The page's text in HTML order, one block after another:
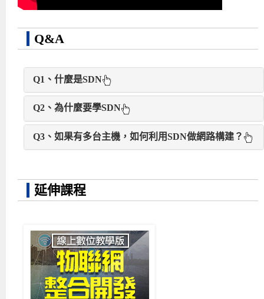
Q&A
Q1、什麼是SDN
Q2、為什麼要學SDN
舊時代規格無法滿足新時代需求
路的路由表日益複雜，讓目前的網路架構產生了許多
問題，不敷使用。唯有新一代的革命性網路 - 軟體定
滿足新時代的需求。
提升頻寬的使用效率
Google內部資料中心運用OpenFlow傳輸協定打造SDN
Q3、如果有多台主機，如何利用SDN做網路構建？
單元10-1 【利用Miniedit建立SDN網路拓樸】，學
習重點、詳細步驟通通講清楚說明白，保證學會！
延伸課程